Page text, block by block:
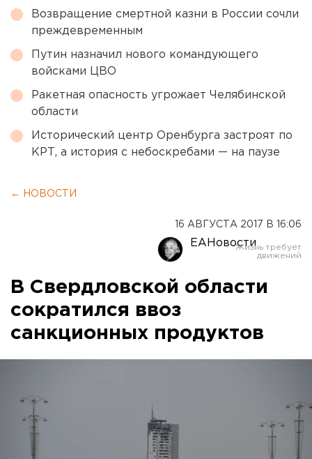
Возвращение смертной казни в России сочли
преждевременным
Путин назначил нового командующего
войсками ЦВО
Ракетная опасность угрожает Челябинской
области
Исторический центр Оренбурга застроят по
КРТ, а история с небоскребами — на паузе
← НОВОСТИ
16 АВГУСТА 2017 В 16:06
ЕАНовости
В Свердловской области
сократился ввоз
санкционных продуктов